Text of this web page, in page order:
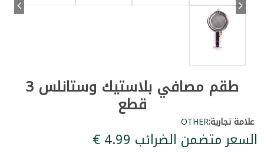
طقم مصافي بلاستيك وستانلس 3
قطع
علامة تجارية:OTHER
السعر متضمن الضرائب ‏4.99 €